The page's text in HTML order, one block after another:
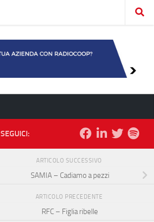
SEGUICI:
ARTICOLO SUCCESSIVO
SAMIA – Cadiamo a pezzi
ARTICOLO PRECEDENTE
RFC – Figlia ribelle